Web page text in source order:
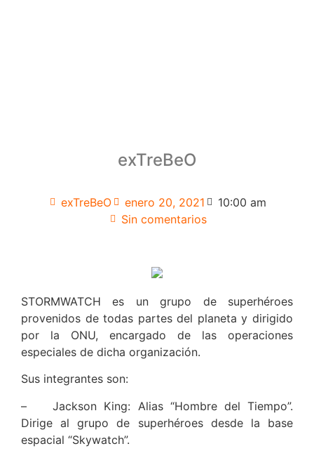
exTreBeO
exTreBeO enero 20, 2021
10:00 am
Sin comentarios
STORMWATCH es un grupo de superhéroes
provenidos de todas partes del planeta y dirigido
por la ONU, encargado de las operaciones
especiales de dicha organización.
Sus integrantes son:
–
Jackson King: Alias “Hombre del Tiempo”.
Dirige al grupo de superhéroes desde la base
espacial “Skywatch”.